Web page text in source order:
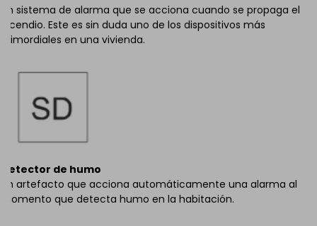
Un sistema de alarma que se acciona cuando se propaga el
incendio. Este es sin duda uno de los dispositivos más
primordiales en una vivienda.
Detector de humo
Un artefacto que acciona automáticamente una alarma al
momento que detecta humo en la habitación.